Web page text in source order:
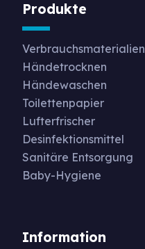
Produkte
Verbrauchsmaterialien
Händetrocknen
Händewaschen
Toilettenpapier
Lufterfrischer
Desinfektionsmittel
Sanitäre Entsorgung
Baby-Hygiene
Information